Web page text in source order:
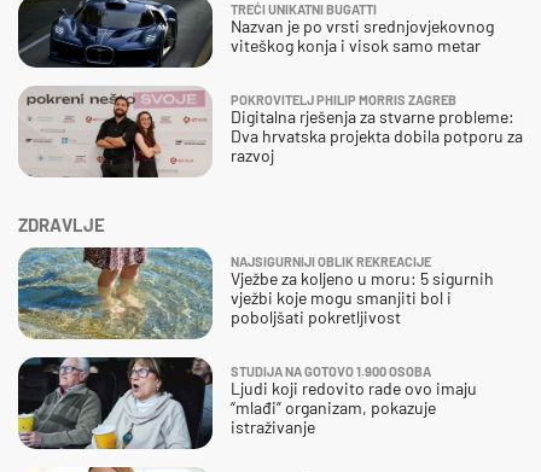
ZDRAVLJE
NAJSIGURNIJI OBLIK REKREACIJE
Vježbe za koljeno u moru: 5 sigurnih
vježbi koje mogu smanjiti bol i
poboljšati pokretljivost
STUDIJA NA GOTOVO 1.900 OSOBA
Ljudi koji redovito rade ovo imaju
“mlađi” organizam, pokazuje
istraživanje
TREĆI UNIKATNI BUGATTI
Nazvan je po vrsti srednjovjekovnog
viteškog konja i visok samo metar
POKROVITELJ PHILIP MORRIS ZAGREB
Digitalna rješenja za stvarne probleme:
Dva hrvatska projekta dobila potporu za
razvoj